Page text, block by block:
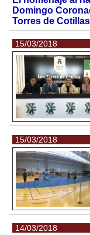
Domingo
Torres de Cotillas
15/03/2018
15/03/2018
14/03/2018